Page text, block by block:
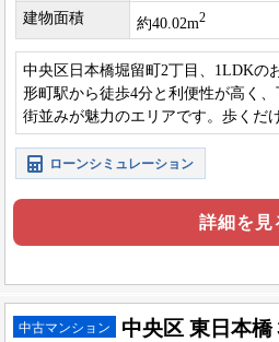
建物面積
約40.02m2
中央区日本橋堀留町2丁目、1LDKの
形町駅から徒歩4分と利便性が高く
街並みが魅力のエリアです。歩くだ
れます。
ローンシミュレーション
詳細を見
中古マンション 中央区 東日本橋